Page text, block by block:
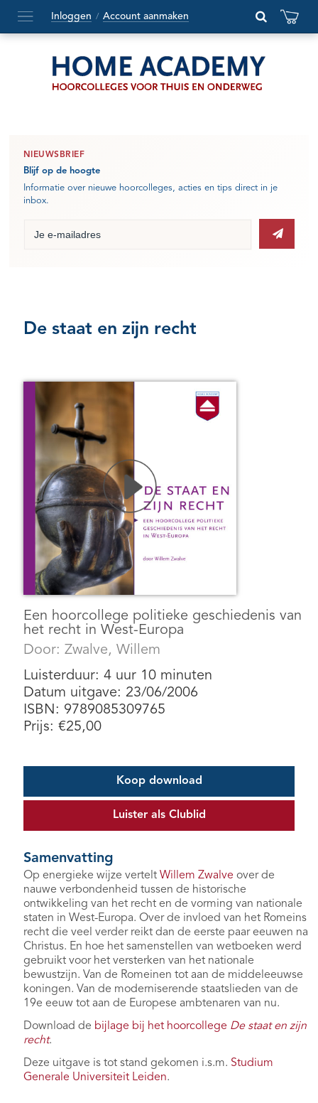
Hoofdmenu
openen
Inloggen / Account aanmaken
NIEUWSBRIEF
Blijf op de hoogte
Informatie over nieuwe hoorcolleges, acties en tips direct in je
inbox.
De staat en zijn recht
Een hoorcollege politieke geschiedenis van
het recht in West-Europa
Door: Zwalve, Willem
Luisterduur: 4 uur 10 minuten
Datum uitgave: 23/06/2006
ISBN: 9789085309765
Prijs: €25,00
Koop download
Luister als Clublid
Samenvatting
Op energieke wijze vertelt Willem Zwalve over de
nauwe verbondenheid tussen de historische
ontwikkeling van het recht en de vorming van nationale
staten in West-Europa. Over de invloed van het Romeins
recht die veel verder reikt dan de eerste paar eeuwen na
Christus. En hoe het samenstellen van wetboeken werd
gebruikt voor het versterken van het nationale
bewustzijn. Van de Romeinen tot aan de middeleeuwse
koningen. Van de moderniserende staatslieden van de
19e eeuw tot aan de Europese ambtenaren van nu.
Download de bijlage bij het hoorcollege De staat en zijn
recht.
Deze uitgave is tot stand gekomen i.s.m. Studium
Generale Universiteit Leiden.